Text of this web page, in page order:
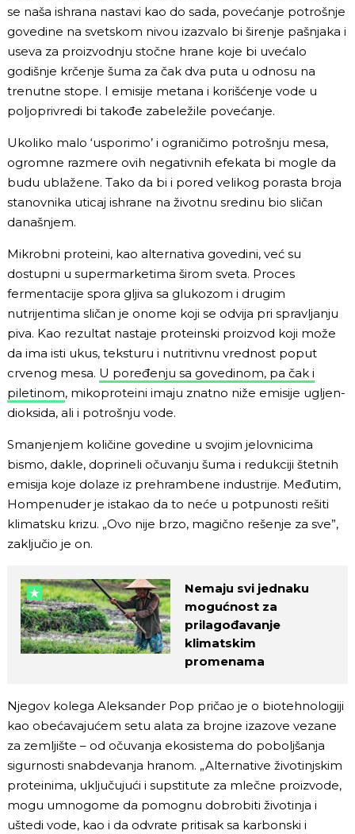
se naša ishrana nastavi kao do sada, povećanje potrošnje
govedine na svetskom nivou izazvalo bi širenje pašnjaka i
useva za proizvodnju stočne hrane koje bi uvećalo
godišnje krčenje šuma za čak dva puta u odnosu na
trenutne stope. I emisije metana i korišćenje vode u
poljoprivredi bi takođe zabeležile povećanje.
Ukoliko malo ‘usporimo’ i ograničimo potrošnju mesa,
ogromne razmere ovih negativnih efekata bi mogle da
budu ublažene. Tako da bi i pored velikog porasta broja
stanovnika uticaj ishrane na životnu sredinu bio sličan
današnjem.
Mikrobni proteini, kao alternativa govedini, već su
dostupni u supermarketima širom sveta. Proces
fermentacije spora gljiva sa glukozom i drugim
nutrijentima sličan je onome koji se odvija pri spravljanju
piva. Kao rezultat nastaje proteinski proizvod koji može
da ima isti ukus, teksturu i nutritivnu vrednost poput
crvenog mesa. U poređenju sa govedinom, pa čak i
piletinom, mikoproteini imaju znatno niže emisije ugljen-
dioksida, ali i potrošnju vode.
Smanjenjem količine govedine u svojim jelovnicima
bismo, dakle, doprineli očuvanju šuma i redukciji štetnih
emisija koje dolaze iz prehrambene industrije. Međutim,
Hompenuder je istakao da to neće u potpunosti rešiti
klimatsku krizu. „Ovo nije brzo, magično rešenje za sve”,
zaključio je on.
Nemaju svi jednaku
mogućnost za
prilagođavanje
klimatskim
promenama
Njegov kolega Aleksander Pop pričao je o biotehnologiji
kao obećavajućem setu alata za brojne izazove vezane
za zemljište – od očuvanja ekosistema do poboljšanja
sigurnosti snabdevanja hranom. „Alternative životinjskim
proteinima, uključujući i supstitute za mlečne proizvode,
mogu umnogome da pomognu dobrobiti životinja i
uštedi vode, kao i da odvrate pritisak sa karbonski i